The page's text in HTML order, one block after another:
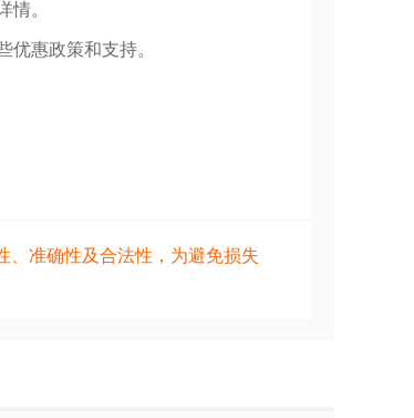
情。
优惠政策和支持。
、准确性及合法性，为避免损失